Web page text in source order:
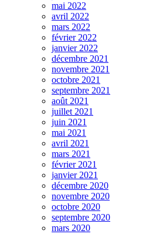
mai 2022
avril 2022
mars 2022
février 2022
janvier 2022
décembre 2021
novembre 2021
octobre 2021
septembre 2021
août 2021
juillet 2021
juin 2021
mai 2021
avril 2021
mars 2021
février 2021
janvier 2021
décembre 2020
novembre 2020
octobre 2020
septembre 2020
mars 2020